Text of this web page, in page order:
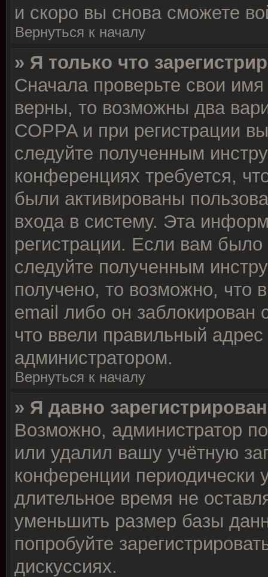
и скоро вы снова сможете
Вернуться к началу
» Я только что
Сначала проверьте свои
верны, то возможны два
COPPA и при регистрации
следуйте полученным
конференциях требуется,
были активированы
входа в систему. Эта
регистрации. Если вам
следуйте полученным
получено, то возможно, что
email либо он
что ввели правильный
администратором.
Вернуться к началу
» Я давно
Возможно, администратор
или удалил вашу учётную
конференции периодически
длительное время не
уменьшить размер базы
попробуйте
дискуссиях.